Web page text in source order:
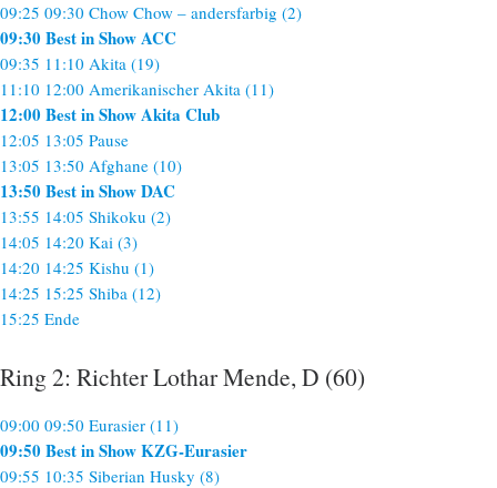
09:25 09:30 Chow Chow – andersfarbig (2)
09:30 Best in Show ACC
09:35 11:10 Akita (19)
11:10 12:00 Amerikanischer Akita (11)
12:00 Best in Show Akita Club
12:05 13:05 Pause
13:05 13:50 Afghane (10)
13:50 Best in Show DAC
13:55 14:05 Shikoku (2)
14:05 14:20 Kai (3)
14:20 14:25 Kishu (1)
14:25 15:25 Shiba (12)
15:25 Ende
Ring 2: Richter Lothar Mende, D (60)
09:00 09:50 Eurasier (11)
09:50 Best in Show KZG-Eurasier
09:55 10:35 Siberian Husky (8)